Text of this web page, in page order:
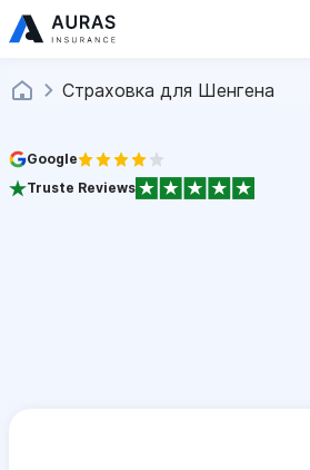
Страховка для Шенгена
Google
Truste Reviews